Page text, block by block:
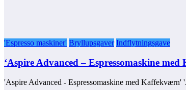
'Espresso maskiner' Bryllupsgaver Indflytningsgave
‘Aspire Advanced – Espressomaskine
'Aspire Advanced - Espressomaskine med